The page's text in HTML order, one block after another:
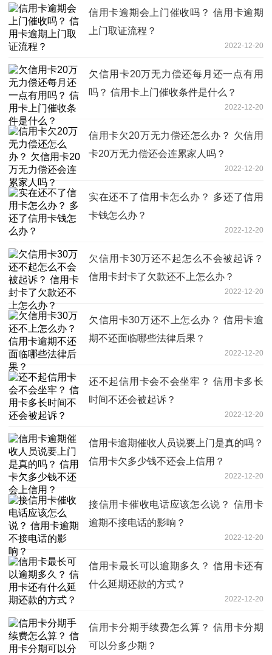
信用卡逾期会上门催收吗？ 信用卡逾期
上门取证流程？
2022-12-20
欠信用卡20万无力偿还每月还一点有用
吗？ 信用卡上门催收条件是什么？
2022-12-20
信用卡欠20万无力偿还怎么办？ 欠信用
卡20万无力偿还会连累家人吗？
2022-12-20
实在还不了信用卡怎么办？ 多还了信用
卡钱怎么办？
2022-12-20
欠信用卡30万还不起怎么不会被起诉？
信用卡封卡了欠款还不上怎么办？
2022-12-20
欠信用卡30万还不上怎么办？ 信用卡逾
期不还面临哪些法律后果？
2022-12-20
还不起信用卡会不会坐牢？ 信用卡多长
时间不还会被起诉？
2022-12-20
信用卡逾期催收人员说要上门是真的吗？
信用卡欠多少钱不还会上信用？
2022-12-20
接信用卡催收电话应该怎么说？ 信用卡
逾期不接电话的影响？
2022-12-20
信用卡最长可以逾期多久？ 信用卡还有
什么延期还款的方式？
2022-12-20
信用卡分期手续费怎么算？ 信用卡分期
可以分多少期？